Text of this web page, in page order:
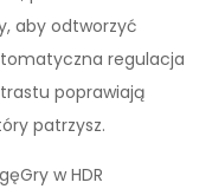
aby odtworzyć
regulacja
poprawiają
patrzysz.
w HDR